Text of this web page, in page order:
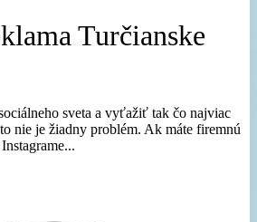
Turčianske
sveta a vyťažiť tak čo najviac
nie je žiadny problém. Ak máte firemnú